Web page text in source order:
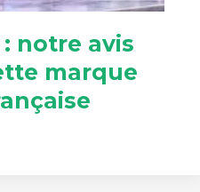
notre avis
marque